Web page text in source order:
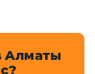
Алматы